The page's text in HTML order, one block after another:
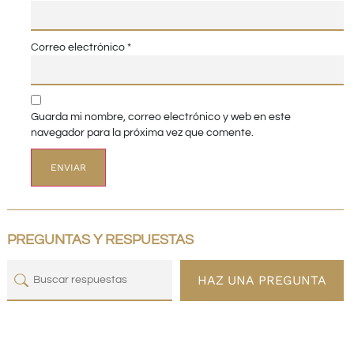
Correo electrónico *
Guarda mi nombre, correo electrónico y web en este
navegador para la próxima vez que comente.
PREGUNTAS Y RESPUESTAS
HAZ UNA PREGUNTA